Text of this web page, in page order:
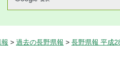
報 > 過去の長野県報 > 長野県報 平成